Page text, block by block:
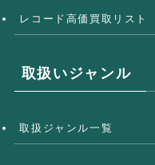
レコード高価買取リスト
取扱いジャンル
取扱ジャンル一覧